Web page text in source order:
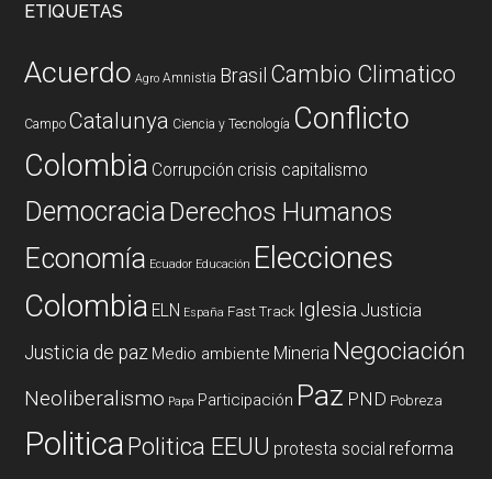
ETIQUETAS
Acuerdo Agro Amnistia Brasil Cambio Climatico
Campo Catalunya Ciencia y Tecnología Conflicto
Colombia Corrupción crisis capitalismo
DemocraciaDerechos Humanos
Economía Ecuador Educación Elecciones
Colombia ELN España Fast Track Iglesia Justicia
Justicia de paz Medio ambiente Mineria Negociación
Neoliberalismo Papa Participación Paz PND Pobreza
PoliticaPolitica EEUU protesta social reforma